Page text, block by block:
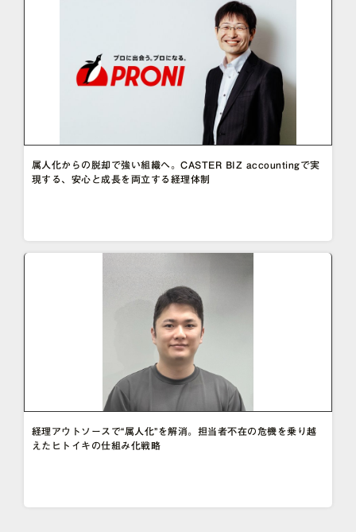
属人化からの脱却で強い組織へ。CASTER BIZ accountingで実
現する、安心と成長を両立する経理体制
経理アウトソースで“属人化”を解消。担当者不在の危機を乗り越
えたヒトイキの仕組み化戦略